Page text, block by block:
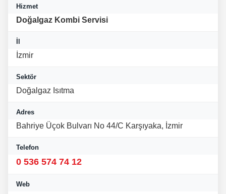
Hizmet
Doğalgaz Kombi Servisi
İzmir
Sektör
Doğalgaz Isıtma
Adres
Bahriye Üçok Bulvarı No 44/C Karşıyaka, İzmir
Telefon
0 536 574 74 12
Web